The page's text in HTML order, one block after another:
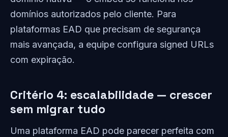
domínios autorizados pelo cliente. Para
plataformas EAD que precisam de segurança
mais avançada, a equipe configura signed URLs
com expiração.
Critério 4: escalabilidade — crescer
sem migrar tudo
Uma plataforma EAD pode parecer perfeita com